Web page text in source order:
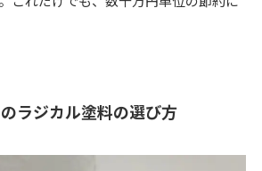
ラジカル塗料の選び方